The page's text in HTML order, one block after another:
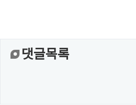
댓글목록